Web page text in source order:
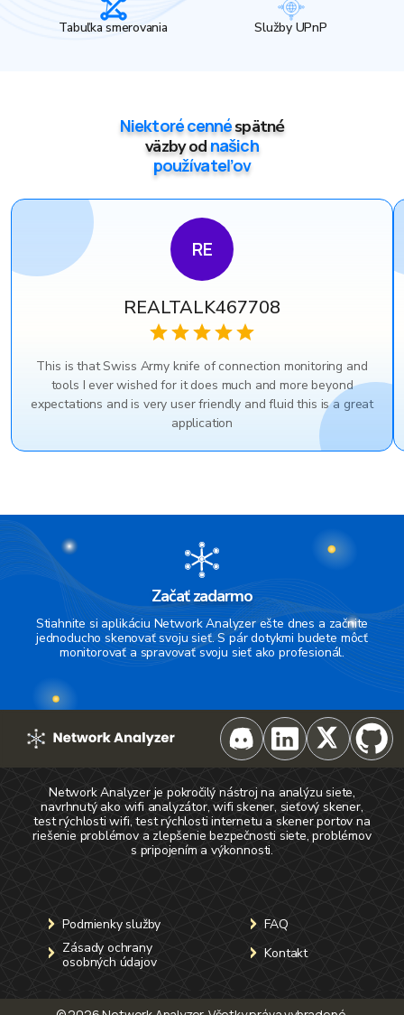
Tabuľka smerovania Služby UPnP
Niektoré cennéspätné
väzby od našich
používateľov
RE
REALTALK467708
This is that Swiss Army knife of connection monitoring and
tools I ever wished for it does much and more beyond
expectations and is very user friendly and fluid this is a great
application
Začať zadarmo
Stiahnite si aplikáciu Network Analyzer ešte dnes a začnite
jednoducho skenovať svoju sieť. S pár dotykmi budete môcť
monitorovať a spravovať svoju sieť ako profesionál.
Network Analyzer je pokročilý nástroj na analýzu siete,
navrhnutý ako wifi analyzátor, wifi skener, sieťový skener,
test rýchlosti wifi, test rýchlosti internetu a skener portov na
riešenie problémov a zlepšenie bezpečnosti siete, problémov
s pripojením a výkonnosti.
Podmienky služby
Zásady ochrany
osobných údajov
FAQ
Kontakt